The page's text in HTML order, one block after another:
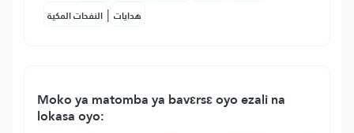
النفحات المكية | هدايات
Moko ya matomba ya bavɛrsɛ oyo ezali na
lokasa oyo: